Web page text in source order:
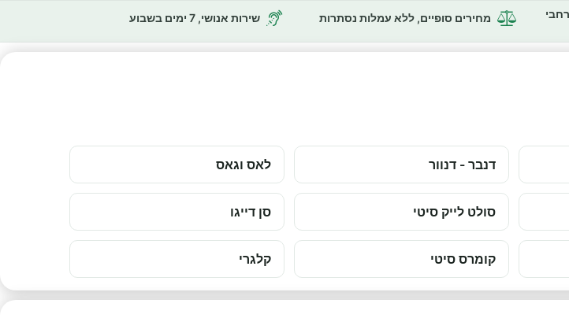
ברחבי
מחירים סופיים, ללא עמלות נסתרות שירות אנושי, 7 ימים בשבוע
דנבר - דנוור לאס וגאס
סולט לייק סיטי סן דייגו
קומרס סיטי קלגרי